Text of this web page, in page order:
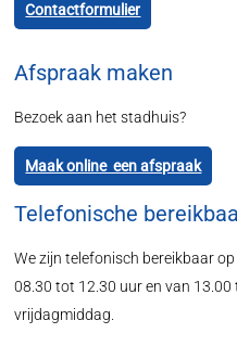
Contactformulier
Afspraak maken
Bezoek aan het stadhuis?
Maak online een afspraak
Telefonische
We zijn telefonisch bereikbaar
08.30 tot 12.30 uur en van 13.00
vrijdagmiddag.